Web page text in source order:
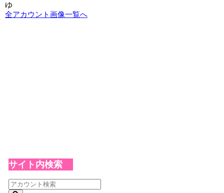
ゆ
全アカウント画像一覧へ
サイト内検索